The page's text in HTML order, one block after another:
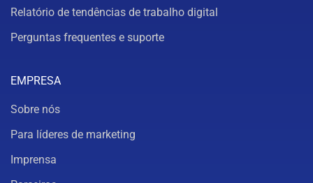
Relatório de tendências de trabalho digital
Perguntas frequentes e suporte
EMPRESA
Sobre nós
Para líderes de marketing
Imprensa